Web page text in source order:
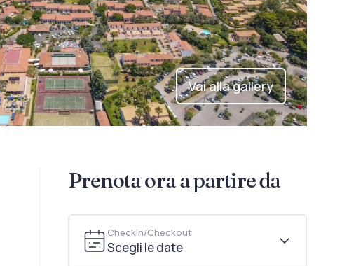
Vai alla gallery
Prenota ora a partire da
Checkin/Checkout
Scegli le date